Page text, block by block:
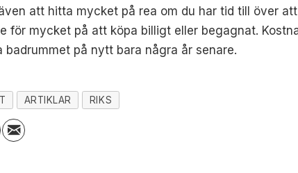
att hitta mycket på rea om du har tid till över
för mycket på att köpa billigt eller begagnat.
badrummet på nytt bara några år senare.
ARTIKLAR RIKS